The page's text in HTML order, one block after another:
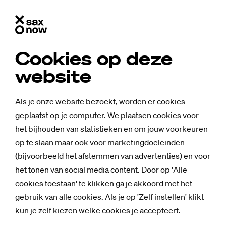
Cookies op deze
website
Als je onze website bezoekt, worden er cookies
geplaatst op je computer. We plaatsen cookies voor
het bijhouden van statistieken en om jouw voorkeuren
op te slaan maar ook voor marketingdoeleinden
(bijvoorbeeld het afstemmen van advertenties) en voor
het tonen van social media content. Door op 'Alle
cookies toestaan' te klikken ga je akkoord met het
gebruik van alle cookies. Als je op 'Zelf instellen' klikt
kun je zelf kiezen welke cookies je accepteert.